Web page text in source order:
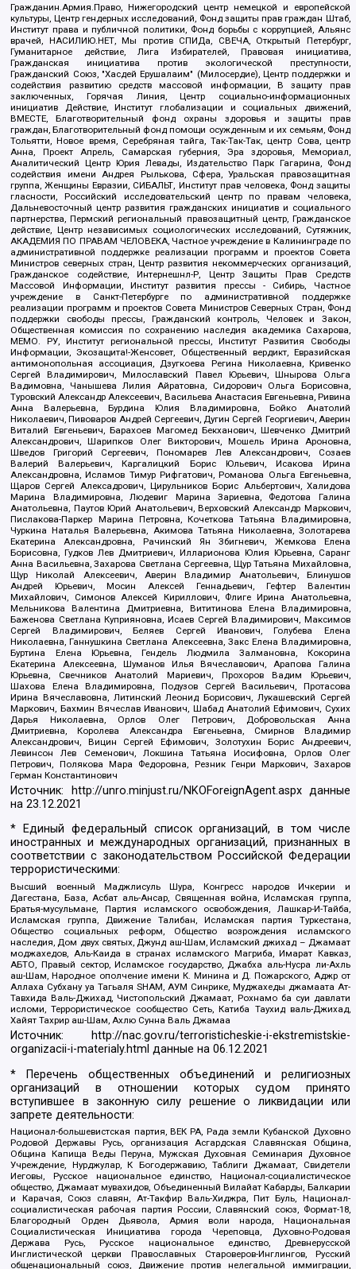
Гражданин.Армия.Право, Нижегородский центр немецкой и европейской
культуры, Центр гендерных исследований, Фонд защиты прав граждан Штаб,
Институт права и публичной политики, Фонд борьбы с коррупцией, Альянс
врачей, НАСИЛИЮ.НЕТ, Мы против СПИДа, СВЕЧА, Открытый Петербург,
Гуманитарное действие, Лига Избирателей, Правовая инициатива,
Гражданская инициатива против экологической преступности,
Гражданский Союз, "Хасдей Ерушалаим" (Милосердие), Центр поддержки и
содействия развитию средств массовой информации, В защиту прав
заключенных, Горячая Линия, Центр социально-информационных
инициатив Действие, Институт глобализации и социальных движений,
ВМЕСТЕ, Благотворительный фонд охраны здоровья и защиты прав
граждан, Благотворительный фонд помощи осужденным и их семьям, Фонд
Тольятти, Новое время, Серебряная тайга, Так-Так-Так, центр Сова, центр
Анна, Проект Апрель, Самарская губерния, Эра здоровья, Мемориал,
Аналитический Центр Юрия Левады, Издательство Парк Гагарина, Фонд
содействия имени Андрея Рылькова, Сфера, Уральская правозащитная
группа, Женщины Евразии, СИБАЛЬТ, Институт прав человека, Фонд защиты
гласности, Российский исследовательский центр по правам человека,
Дальневосточный центр развития гражданских инициатив и социального
партнерства, Пермский региональный правозащитный центр, Гражданское
действие, Центр независимых социологических исследований, Сутяжник,
АКАДЕМИЯ ПО ПРАВАМ ЧЕЛОВЕКА, Частное учреждение в Калининграде по
административной поддержке реализации программ и проектов Совета
Министров северных стран, Центр развития некоммерческих организаций,
Гражданское содействие, Интернешнл-Р, Центр Защиты Прав Средств
Массовой Информации, Институт развития прессы - Сибирь, Частное
учреждение в Санкт-Петербурге по административной поддержке
реализации программ и проектов Совета Министров Северных Стран, Фонд
поддержки свободы прессы, Гражданский контроль, Человек и Закон,
Общественная комиссия по сохранению наследия академика Сахарова,
МЕМО. РУ, Институт региональной прессы, Институт Развития Свободы
Информации, Экозащита!-Женсовет, Общественный вердикт, Евразийская
антимонопольная ассоциация, Дзугкоева Регина Николаевна, Кривенко
Сергей Владимирович, Милославский Павел Юрьевич, Шнырова Ольга
Вадимовна, Чанышева Лилия Айратовна, Сидорович Ольга Борисовна,
Туровский Александр Алексеевич, Васильева Анастасия Евгеньевна, Ривина
Анна Валерьевна, Бурдина Юлия Владимировна, Бойко Анатолий
Николаевич, Пивоваров Андрей Сергеевич, Дугин Сергей Георгиевич, Аверин
Виталий Евгеньевич, Барахоев Магомед Бекханович, Шевченко Дмитрий
Александрович, Шарипков Олег Викторович, Мошель Ирина Ароновна,
Шведов Григорий Сергеевич, Пономарев Лев Александрович, Созаев
Валерий Валерьевич, Каргалицкий Борис Юльевич, Исакова Ирина
Александровна, Исламов Тимур Рифгатович, Романова Ольга Евгеньевна,
Щаров Сергей Алексадрович, Цирульников Борис Альбертович, Халидова
Марина Владимировна, Людевиг Марина Зариевна, Федотова Галина
Анатольевна, Паутов Юрий Анатольевич, Верховский Александр Маркович,
Пислакова-Паркер Марина Петровна, Кочеткова Татьяна Владимировна,
Чуркина Наталья Валерьевна, Акимова Татьяна Николаевна, Золотарева
Екатерина Александровна, Рачинский Ян Збигневич, Жемкова Елена
Борисовна, Гудков Лев Дмитриевич, Илларионова Юлия Юрьевна, Саранг
Анна Васильевна, Захарова Светлана Сергеевна, Щур Татьяна Михайловна,
Щур Николай Алексеевич, Аверин Владимир Анатольевич, Блинушов
Андрей Юрьевич, Мосин Алексей Геннадьевич, Гефтер Валентин
Михайлович, Симонов Алексей Кириллович, Флиге Ирина Анатольевна,
Мельникова Валентина Дмитриевна, Вититинова Елена Владимировна,
Баженова Светлана Куприяновна, Исаев Сергей Владимирович, Максимов
Сергей Владимирович, Беляев Сергей Иванович, Голубева Елена
Николаевна, Ганнушкина Светлана Алексеевна, Закс Елена Владимировна,
Буртина Елена Юрьевна, Гендель Людмила Залмановна, Кокорина
Екатерина Алексеевна, Шуманов Илья Вячеславович, Арапова Галина
Юрьевна, Свечников Анатолий Мариевич, Прохоров Вадим Юрьевич,
Шахова Елена Владимировна, Подузов Сергей Васильевич, Протасова
Ирина Вячеславовна, Литинский Леонид Борисович, Лукашевский Сергей
Маркович, Бахмин Вячеслав Иванович, Шабад Анатолий Ефимович, Сухих
Дарья Николаевна, Орлов Олег Петрович, Добровольская Анна
Дмитриевна, Королева Александра Евгеньевна, Смирнов Владимир
Александрович, Вицин Сергей Ефимович, Золотухин Борис Андреевич,
Левинсон Лев Семенович, Локшина Татьяна Иосифовна, Орлов Олег
Петрович, Полякова Мара Федоровна, Резник Генри Маркович, Захаров
Герман Константинович
Источник: http://unro.minjust.ru/NKOForeignAgent.aspxданные
на23.12.2021
* Единый федеральный список организаций, в том числе
иностранных и международных организаций, признанных в
соответствии с законодательством Российской Федерации
террористическими:
Высший военный Маджлисуль Шура, Конгресс народов Ичкерии и
Дагестана, База, Асбат аль-Ансар, Священная война, Исламская группа,
Братья-мусульмане, Партия исламского освобождения, Лашкар-И-Тайба,
Исламская группа, Движение Талибан, Исламская партия Туркестана,
Общество социальных реформ, Общество возрождения исламского
наследия, Дом двух святых, Джунд аш-Шам, Исламский джихад – Джамаат
моджахедов, Аль-Каида в странах исламского Магриба, Имарат Кавказ,
АБТО, Правый сектор, Исламское государство, Джабха аль-Нусра ли-Ахль
аш-Шам, Народное ополчение имени К. Минина и Д. Пожарского, Аджр от
Аллаха Субхану уа Тагьаля SHAM, АУМ Синрике, Муджахеды джамаата Ат-
Тавхида Валь-Джихад, Чистопольский Джамаат, Рохнамо ба суи давлати
исломи, Террористическое сообщество Сеть, Катиба Таухид валь-Джихад,
Хайят Тахрир аш-Шам, Ахлю Сунна Валь Джамаа
Источник:
http://nac.gov.ru/terroristicheskie-i-ekstremistskie-
organizacii-i-materialy.html данные на06.12.2021
* Перечень общественных объединений и религиозных
организаций в отношении которых судом принято
вступившее в законную силу решение о ликвидации или
запрете деятельности:
Национал-большевистская партия, ВЕК РА, Рада земли Кубанской Духовно
Родовой Державы Русь, организация Асгардская Славянская Община,
Община Капища Веды Перуна, Мужская Духовная Семинария Духовное
Учреждение, Нурджулар, К Богодержавию, Таблиги Джамаат, Свидетели
Иеговы, Русское национальное единство, Национал-социалистическое
общество, Джамаат мувахидов, Объединенный Вилайат Кабарды, Балкарии
и Карачая, Союз славян, Ат-Такфир Валь-Хиджра, Пит Буль, Национал-
социалистическая рабочая партия России, Славянский союз, Формат-18,
Благородный Орден Дьявола, Армия воли народа, Национальная
Социалистическая Инициатива города Череповца, Духовно-Родовая
Держава Русь, Русское национальное единство, Древнерусской
Инглистической церкви Православных Староверов-Инглингов, Русский
общенациональный союз, Движение против нелегальной иммиграции,